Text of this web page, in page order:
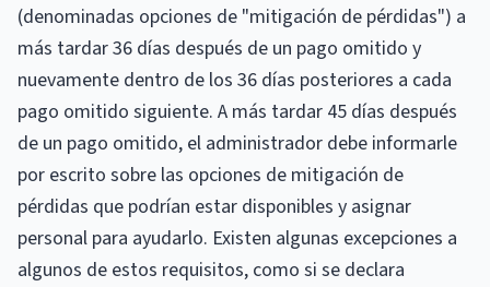
(denominadas opciones de "mitigación de pérdidas") a
más tardar 36 días después de un pago omitido y
nuevamente dentro de los 36 días posteriores a cada
pago omitido siguiente. A más tardar 45 días después
de un pago omitido, el administrador debe informarle
por escrito sobre las opciones de mitigación de
pérdidas que podrían estar disponibles y asignar
personal para ayudarlo. Existen algunas excepciones a
algunos de estos requisitos, como si se declara